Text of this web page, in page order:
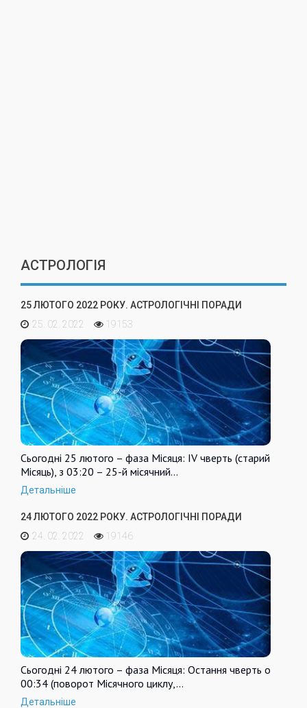
АСТРОЛОГІЯ
25 ЛЮТОГО 2022 РОКУ. АСТРОЛОГІЧНІ ПОРАДИ
25. 02. 2022
19153
Сьогодні 25 лютого – фаза Місяця: IV чверть (старий
Місяць), з 03:20 – 25-й місячний…
Детальніше
24 ЛЮТОГО 2022 РОКУ. АСТРОЛОГІЧНІ ПОРАДИ
24. 02. 2022
19146
Сьогодні 24 лютого – фаза Місяця: Остання чверть о
00:34 (поворот Місячного циклу,…
Детальніше